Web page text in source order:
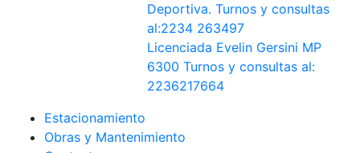
Deportiva. Turnos y consultas
al:2234 263497
Licenciada Evelin Gersini MP
6300 Turnos y consultas al:
2236217664
Estacionamiento
Obras y Mantenimiento